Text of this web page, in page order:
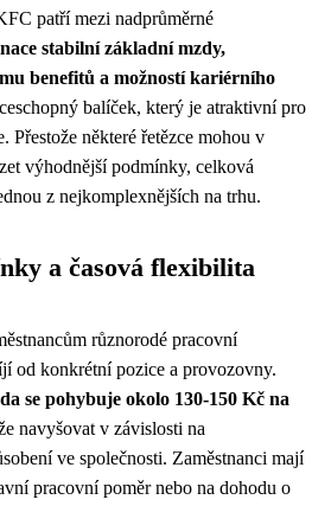
patří mezi nadprůměrné
stabilní základní mzdy,
benefitů a možností kariérního
balíček, který je atraktivní pro
Přestože některé řetězce mohou v
výhodnější podmínky, celková
z nejkomplexnějších na trhu.
a časová flexibilita
různorodé pracovní
od konkrétní pozice a provozovny.
se pohybuje okolo 130-150 Kč na
navyšovat v závislosti na
ve společnosti. Zaměstnanci mají
pracovní poměr nebo na dohodu o